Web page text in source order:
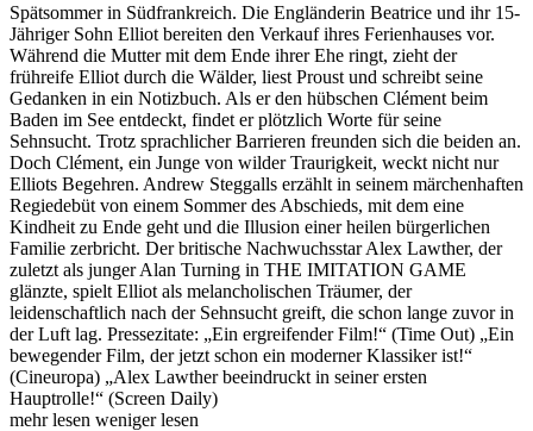
Spätsommer in Südfrankreich. Die Engländerin Beatrice und ihr 15-
Jähriger Sohn Elliot bereiten den Verkauf ihres Ferienhauses vor.
Während die Mutter mit dem Ende ihrer Ehe ringt, zieht der
frühreife Elliot durch die Wälder, liest Proust und schreibt seine
Gedanken in ein Notizbuch. Als er den hübschen Clément beim
Baden im See entdeckt, findet er plötzlich Worte für seine
Sehnsucht. Trotz sprachlicher Barrieren freunden sich die beiden an.
Doch Clément, ein Junge von wilder Traurigkeit, weckt nicht nur
Elliots Begehren. Andrew Steggalls erzählt in seinem märchenhaften
Regiedebüt von einem Sommer des Abschieds, mit dem eine
Kindheit zu Ende geht und die Illusion einer heilen bürgerlichen
Familie zerbricht. Der britische Nachwuchsstar Alex Lawther, der
zuletzt als junger Alan Turning in THE IMITATION GAME
glänzte, spielt Elliot als melancholischen Träumer, der
leidenschaftlich nach der Sehnsucht greift, die schon lange zuvor in
der Luft lag. Pressezitate: „Ein ergreifender Film!“ (Time Out) „Ein
bewegender Film, der jetzt schon ein moderner Klassiker ist!“
(Cineuropa) „Alex Lawther beeindruckt in seiner ersten
Hauptrolle!“ (Screen Daily)
mehr lesen weniger lesen